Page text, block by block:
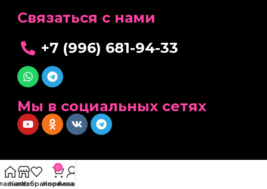
Cвязаться с нами
+7 (996) 681-94-33
Мы в социальных сетях
Каталог
Избранное
0
Корзина
Аккаунт